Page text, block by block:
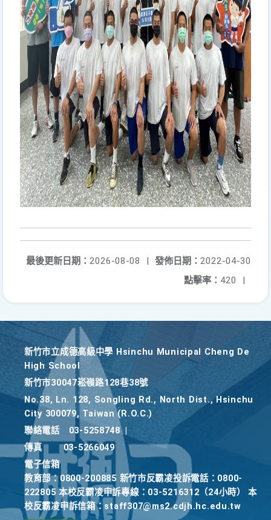
發佈日期： 2022-04-30
最後更新日期： 2026-08-08
|
點擊率： 420 |
新竹巿立成德高級中學 Hsinchu Municipal Cheng De
High School
新竹巿30047崧嶺路128巷38號
No.38, Ln. 128, Songling Rd., North Dist., Hsinchu
City 300079, Taiwan (R.O.C.)
聯絡電話
03-5258748
傳真
03-5266049
電子信箱
教育部：0800-200885 新竹市反霸凌投訴電話：0800-
222805 本校反霸凌申訴專線：03-5216312（24小時） 本
校反霸凌申訴信箱：staff307@ms2.cdjh.hc.edu.tw